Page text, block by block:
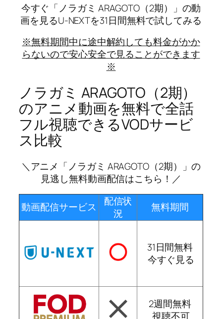
今すぐ「ノラガミ ARAGOTO（2期）」の動
画を見るU-NEXTを31日間無料で試してみる
※無料期間中に途中解約しても料金がかか
らないので安心安全で見ることができます
※
ノラガミ ARAGOTO（2期）
のアニメ動画を無料で全話
フル視聴できるVODサービ
ス比較
＼アニメ「ノラガミ ARAGOTO（2期）」の
見逃し無料動画配信はこちら！／
動画配信サービス
配信状
況
無料期間
31日間無料
今すぐ見る
2週間無料
視聴不可